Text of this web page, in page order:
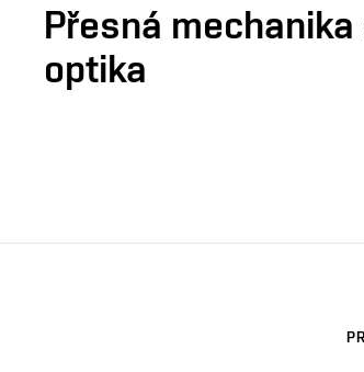
Přesná mechanika
optika